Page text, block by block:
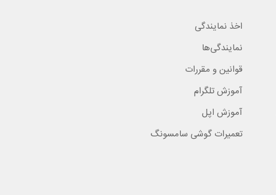
اخذ نمایندگی
نمایندگی‌ها
قوانین و مقررات
آموزش تلگرام
آموزش اپل
تعمیرات گوشی سامسونگ